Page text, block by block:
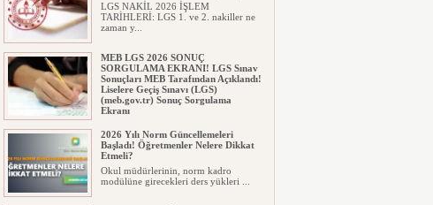
LGS NAKİL 2026 İŞLEM
TARİHLERİ: LGS 1. ve 2. nakiller ne
zaman y...
MEB LGS 2026 SONUÇ
SORGULAMA EKRANI! LGS Sınav
Sonuçları MEB Tarafından Açıklandı!
Liselere Geçiş Sınavı (LGS)
(meb.gov.tr) Sonuç Sorgulama
Ekranı
Milyonlarca öğrenci için ...
2026 Yılı Norm Güncellemeleri
Başladı! Öğretmenler Nelere Dikkat
Etmeli?
Okul müdürlerinin, norm kadro
modülüne girecekleri ders yükleri ...